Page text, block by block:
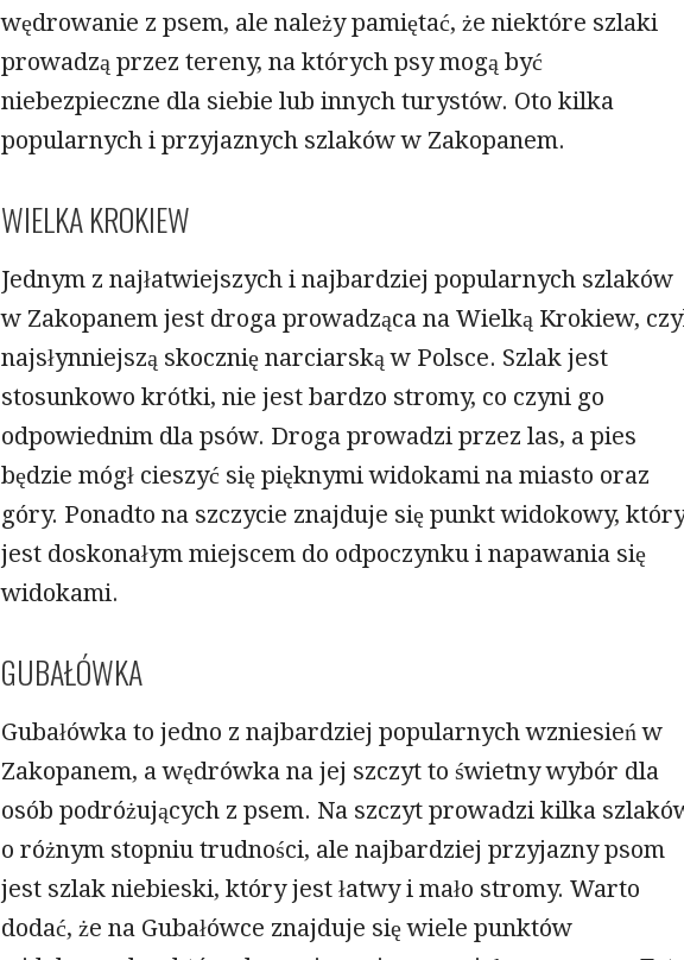
wędrowanie z psem, ale należy pamiętać, że niektóre szlaki
prowadzą przez tereny, na których psy mogą być
niebezpieczne dla siebie lub innych turystów. Oto kilka
popularnych i przyjaznych szlaków w Zakopanem.
WIELKA KROKIEW
Jednym z najłatwiejszych i najbardziej popularnych szlaków
w Zakopanem jest droga prowadząca na Wielką Krokiew,
najsłynniejszą skocznię narciarską w Polsce. Szlak jest
stosunkowo krótki, nie jest bardzo stromy, co czyni go
odpowiednim dla psów. Droga prowadzi przez las, a pies
będzie mógł cieszyć się pięknymi widokami na miasto oraz
góry. Ponadto na szczycie znajduje się punkt widokowy,
jest doskonałym miejscem do odpoczynku i napawania się
widokami.
GUBAŁÓWKA
Gubałówka to jedno z najbardziej popularnych wzniesień w
Zakopanem, a wędrówka na jej szczyt to świetny wybór dla
osób podróżujących z psem. Na szczyt prowadzi kilka
o różnym stopniu trudności, ale najbardziej przyjazny psom
jest szlak niebieski, który jest łatwy i mało stromy. Warto
dodać, że na Gubałówce znajduje się wiele punktów